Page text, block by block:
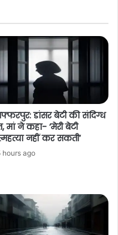
डांसर बेटी की संदिग्ध
मां ने कहा- ‘मेरी बेटी
नहीं कर सकती’
hours ago